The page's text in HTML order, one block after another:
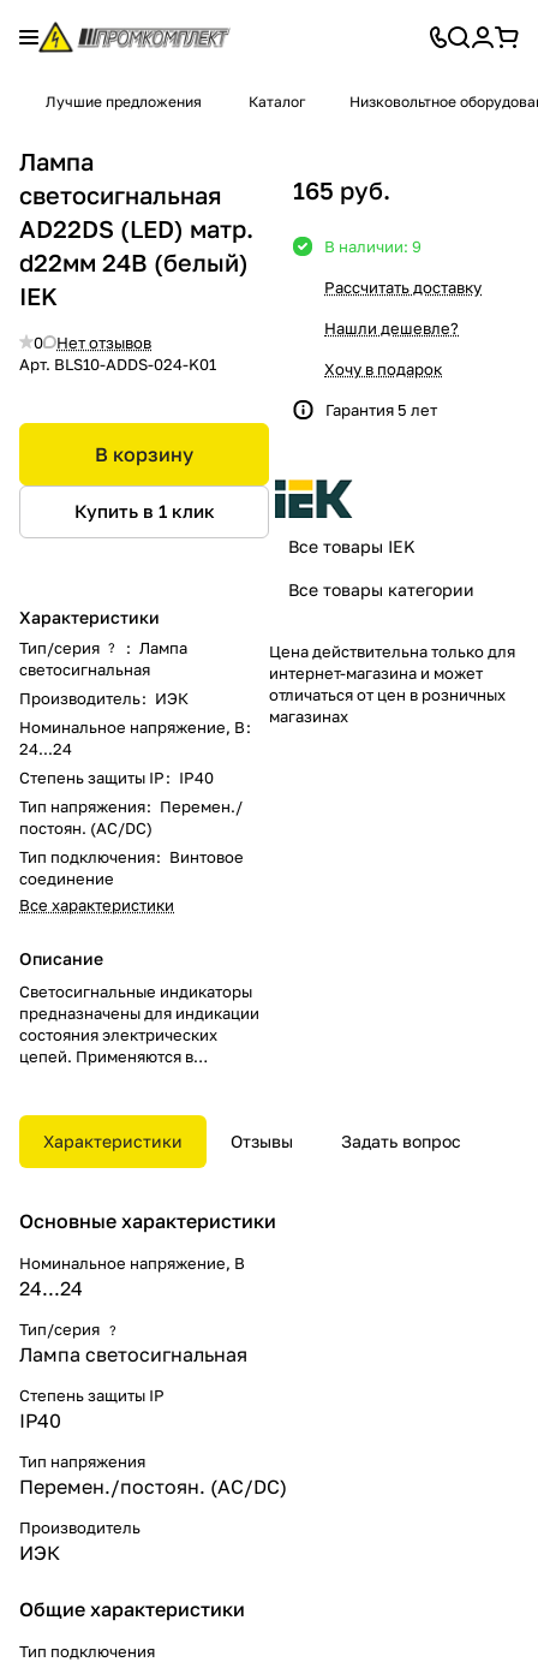
Лучшие предложения Каталог Низковольтное
Лампа
светосигнальная
AD22DS (LED) матр.
d22мм 24В (белый)
IEK
0
Нет отзывов
Арт. BLS10-ADDS-024-K01
В корзину
Купить в 1 клик
Характеристики
Тип/серия ? : Лампа
светосигнальная
Производитель: ИЭК
Номинальное напряжение, В:
24...24
Степень защиты IP: IP40
Тип напряжения: Перемен./
постоян. (AC/DC)
Тип подключения: Винтовое
соединение
Все характеристики
Описание
Светосигнальные индикаторы
предназначены для индикации
состояния электрических
цепей. Применяются в
энергоснабжения.
Разнообразные цветовые
и панели.
165 руб.
В наличии: 9
Рассчитать доставку
Нашли дешевле?
Хочу в подарок
Гарантия 5 лет
Все товары IEK
Все товары категории
Цена действительна только для
интернет-магазина и может
отличаться от цен в розничных
магазинах
Характеристики Отзывы Задать вопрос
Основные характеристики
Номинальное напряжение, В
24...24
Тип/серия ?
Лампа светосигнальная
Степень защиты IP
IP40
Тип напряжения
Перемен./постоян. (AC/DC)
Производитель
ИЭК
Общие характеристики
Тип подключения